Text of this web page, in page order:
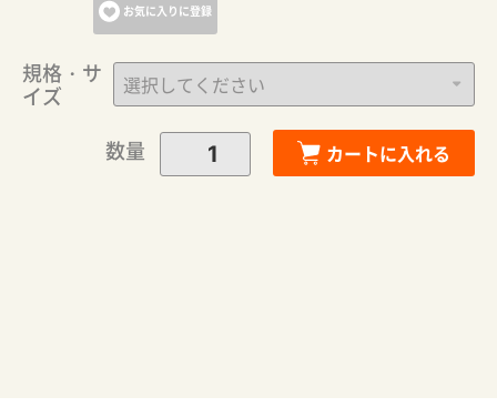
お気に入りに登録
規格・サ
イズ
数量
カートに入れる